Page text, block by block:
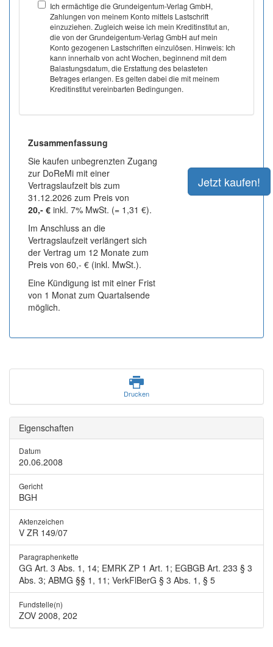
Ich ermächtige die Grundeigentum-Verlag GmbH,
Zahlungen von meinem Konto mittels Lastschrift
einzuziehen. Zugleich weise ich mein Kreditinstitut an,
die von der Grundeigentum-Verlag GmbH auf mein
Konto gezogenen Lastschriften einzulösen. Hinweis: Ich
kann innerhalb von acht Wochen, beginnend mit dem
Balastungsdatum, die Erstattung des belasteten
Betrages erlangen. Es gelten dabei die mit meinem
Kreditinstitut vereinbarten Bedingungen.
Zusammenfassung
Sie kaufen unbegrenzten Zugang
zur DoReMi mit einer
Vertragslaufzeit bis zum
31.12.2026 zum Preis von
20,- € inkl. 7% MwSt. (= 1,31 €).
Im Anschluss an die
Vertragslaufzeit verlängert sich
der Vertrag um 12 Monate zum
Preis von 60,- € (inkl. MwSt.).
Eine Kündigung ist mit einer Frist
von 1 Monat zum Quartalsende
möglich.
Drucken
Eigenschaften
Datum
20.06.2008
Gericht
BGH
Aktenzeichen
V ZR 149/07
Paragraphenkette
GG Art. 3 Abs. 1, 14; EMRK ZP 1 Art. 1; EGBGB Art. 233 § 3
Abs. 3; ABMG §§ 1, 11; VerkFlBerG § 3 Abs. 1, § 5
Fundstelle(n)
ZOV 2008, 202